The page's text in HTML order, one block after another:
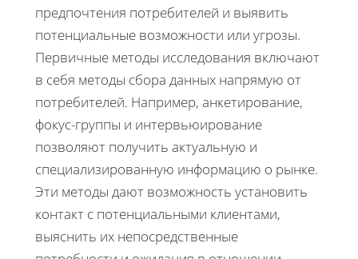
предпочтения потребителей и выявить
потенциальные возможности или угрозы.
Первичные методы исследования включают
в себя методы сбора данных напрямую от
потребителей. Например, анкетирование,
фокус-группы и интервьюирование
позволяют получить актуальную и
специализированную информацию о рынке.
Эти методы дают возможность установить
контакт с потенциальными клиентами,
выяснить их непосредственные